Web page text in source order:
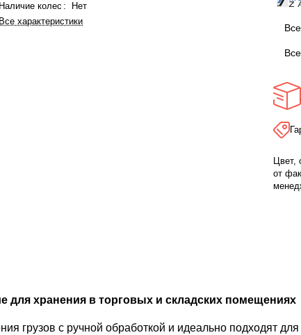
Наличие колес :
Нет
Все характеристики
Цвет,
от
для хранения в торговых и складских помещениях
грузов с ручной обработкой и идеально подходят для